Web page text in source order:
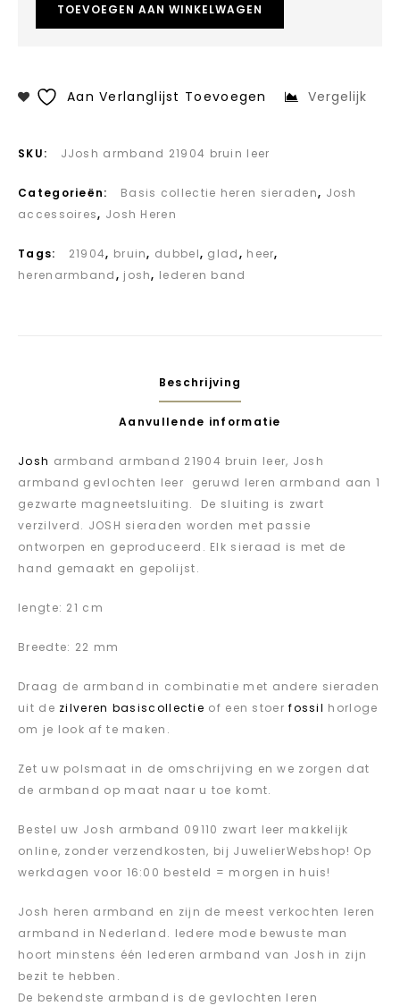
TOEVOEGEN AAN WINKELWAGEN
Aan Verlanglijst Toevoegen Vergelijk
SKU: JJosh armband 21904 bruin leer
Categorieën: Basis collectie heren sieraden, Josh
accessoires, Josh Heren
Tags: 21904, bruin, dubbel, glad, heer,
herenarmband, josh, lederen band
Beschrijving
Aanvullende informatie
Josh armband armband 21904 bruin leer, Josh
armband gevlochten leer geruwd leren armband aan 1
gezwarte magneetsluiting. De sluiting is zwart
verzilverd. JOSH sieraden worden met passie
ontworpen en geproduceerd. Elk sieraad is met de
hand gemaakt en gepolijst.
lengte: 21 cm
Breedte: 22 mm
Draag de armband in combinatie met andere sieraden
uit de zilveren basiscollectie of een stoerfossil horloge
om je look af te maken.
Zet uw polsmaat in de omschrijving en we zorgen dat
de armband op maat naar u toe komt.
Bestel uw Josh armband 09110 zwart leer makkelijk
online, zonder verzendkosten, bij JuwelierWebshop! Op
werkdagen voor 16:00 besteld = morgen in huis!
Josh heren armband en zijn de meest verkochten leren
armband in Nederland. Iedere mode bewuste man
hoort minstens één lederen armband van Josh in zijn
bezit te hebben.
De bekendste armband is de gevlochten leren